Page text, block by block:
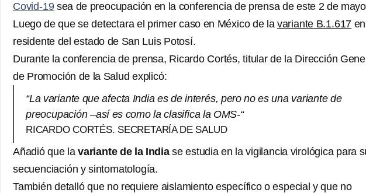
Covid-19sea de preocupación en la conferencia de prensa de este 2 de
Luego de que se detectara el primer caso en México de la variante B.1.617
residente del estado de San Luis Potosí.
Durante la conferencia de prensa, Ricardo Cortés, titular de la Dirección
de Promoción de la Salud explicó:
“La variante que afecta India es de interés, pero no es una variante de
preocupación –así es como la clasifica la OMS-“
RICARDO CORTÉS. SECRETARÍA DE SALUD
Añadió que la variante de la Indiase estudia en la vigilancia virológica para
secuenciación y sintomatología.
También detalló que no requiere aislamiento específico o especial y que no